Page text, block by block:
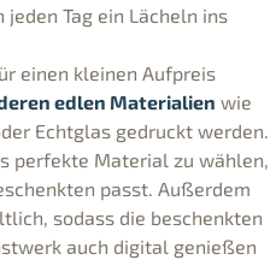
Tag ein Lächeln ins
einen kleinen Aufpreis
edlen Materialien wie
Echtglas gedruckt werden.
perfekte Material zu wählen,
passt. Außerdem
sodass die beschenkten
auch digital genießen